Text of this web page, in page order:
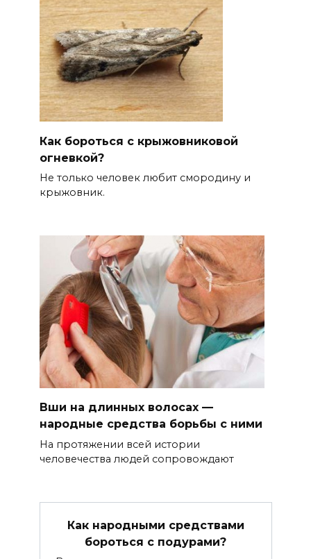
Как бороться с крыжовниковой
огневкой?
Не только человек любит смородину и
крыжовник.
Вши на длинных волосах —
народные средства борьбы с ними
На протяжении всей истории
человечества людей сопровождают
Как народными средствами
бороться с подурами?